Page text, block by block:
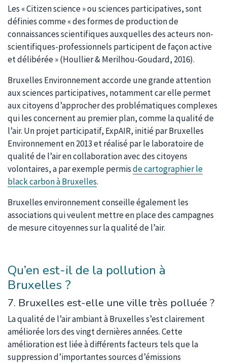
Les « Citizen science » ou sciences participatives, sont
définies comme « des formes de production de
connaissances scientifiques auxquelles des acteurs non-
scientifiques-professionnels participent de façon active
et délibérée » (Houllier & Merilhou-Goudard, 2016).
Bruxelles Environnement accorde une grande attention
aux sciences participatives, notamment car elle permet
aux citoyens d’approcher des problématiques complexes
qui les concernent au premier plan, comme la qualité de
l’air. Un projet participatif, ExpAIR, initié par Bruxelles
Environnement en 2013 et réalisé par le laboratoire de
qualité de l’air en collaboration avec des citoyens
volontaires, a par exemple permisde cartographier le
black carbon à Bruxelles.
Bruxelles environnement conseille également les
associations qui veulent mettre en place des campagnes
de mesure citoyennes sur la qualité de l’air.
Qu’en est-il de la pollution à
Bruxelles ?
7. Bruxelles est-elle une ville très polluée ?
La qualité de l’air ambiant à Bruxelles s’est clairement
améliorée lors des vingt dernières années. Cette
amélioration est liée à différents facteurs tels que la
suppression d’importantes sources d’émissions